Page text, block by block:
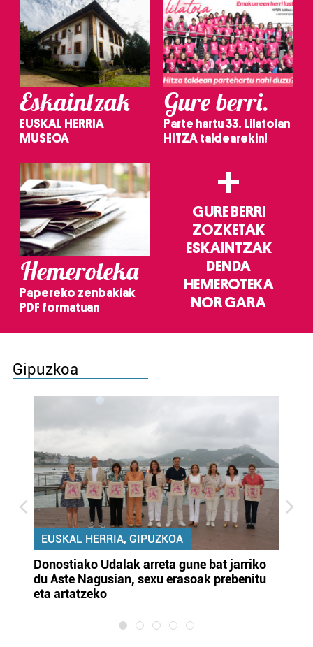
Eskaintzak
EUSKAL HERRIA
MUSEOA
Gure berri.
Parte hartu 33. Lilatoian
HITZA taldearekin!
Hemeroteka
Papereko zenbakiak
PDF formatuan
+
GURE BERRI
ZOZKETAK
ESKAINTZAK
DENDA
HEMEROTEKA
NOR GARA
Gipuzkoa
EUSKAL HERRIA, GIPUZKOA
Donostiako Udalak arreta gune bat jarriko
du Aste Nagusian, sexu erasoak prebenitu
eta artatzeko